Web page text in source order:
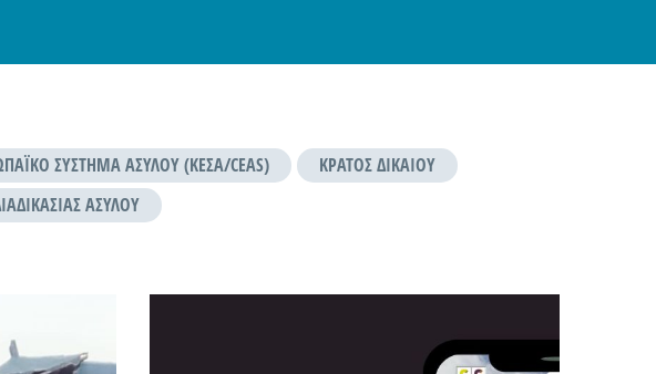
ΣΎΣΤΗΜΑ ΑΣΎΛΟΥ (ΚΕΣΑ/CEAS)
ΚΡΆΤΟΣ ΔΙΚΑΊΟΥ
ΑΣΎΛΟΥ